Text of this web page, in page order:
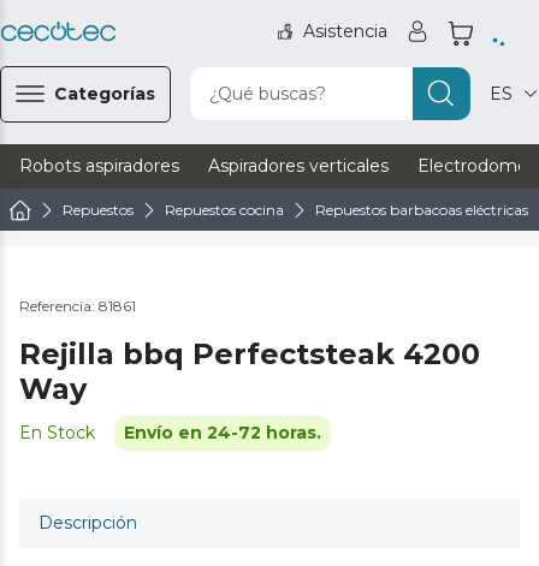
Asistencia
Categorías ¿Qué buscas? ES
Robots aspiradores Aspiradores verticales
Repuestos Repuestos cocina Repuestos barbacoas eléctricas
Referencia: 81861
Rejilla bbq Perfectsteak 4200
Way
En Stock Envío en 24-72 horas.
Descripción